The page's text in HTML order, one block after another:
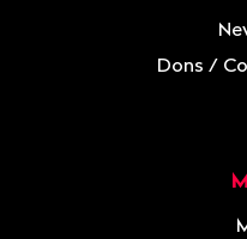
Dons /